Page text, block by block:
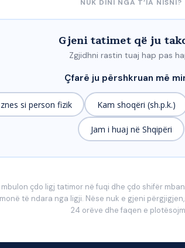
NUK DINI NGA T’IA NISNI?
Gjeni tatimet që ju
Zgjidhni rastin tuaj hap pas
Çfarë ju përshkruan më
si person fizik Kam shoqëri (sh.p.k.)
Jam i huaj në Shqipëri
mbulon çdo ligj tatimor në fuqi dhe çdo shifër
të ndara nga ligji. Nëse nuk e gjeni përgjigjen,
24 orëve dhe faqen e